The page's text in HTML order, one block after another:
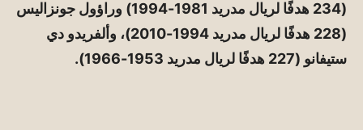
(234 هدفًا لريال مدريد 1981-1994) وراؤول جونزاليس
(228 هدفًا لريال مدريد 1994-2010)، وألفريدو دي
ستيفانو (227 هدفًا لريال مدريد 1953-1966).